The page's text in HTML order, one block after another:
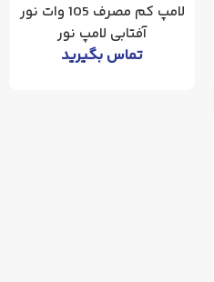
لامپ کم مصرف 105 وات نور
آفتابی لامپ نور
تماس بگیرید